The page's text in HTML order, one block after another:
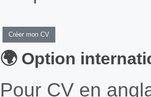
Créer mon CV
🌍 Option
Pour CV en